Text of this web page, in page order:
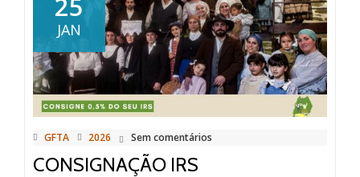
JAN
GFTA 2026 Sem comentários
CONSIGNAÇÃO IRS